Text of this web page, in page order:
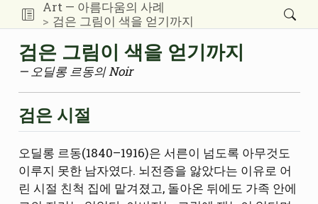
Art — 아름다움의 사례
검은 그림이 색을 얻기까지
검은 그림이 색을 얻기까지
— 오딜롱 르동의 Noir
검은 시절
오딜롱 르동(1840–1916)은 서른이 넘도록 아무것도
이루지 못한 남자였다. 뇌전증을 앓았다는 이유로 어
린 시절 친척 집에 맡겨졌고, 돌아온 뒤에도 가족 안에